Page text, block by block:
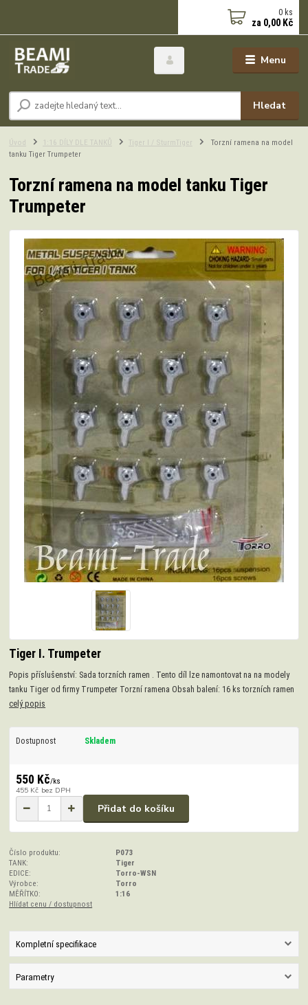
Menu
Hledat
0 ks
za 0,00 Kč
Úvod 1:16 DÍLY DLE TANKŮ Tiger I / SturmTiger
Torzní ramena na model
tanku Tiger Trumpeter
Torzní ramena na model tanku Tiger
Trumpeter
Tiger I. Trumpeter
Popis příslušenství: Sada torzních ramen . Tento díl lze namontovat na na modely
tanku Tiger od firmy Trumpeter Torzní ramena Obsah balení: 16 ks torzních ramen
celý popis
Dostupnost Skladem
550 Kč/ks
455 Kč bez DPH
Přidat do košíku
Číslo produktu:
P073
TANK:
Tiger
EDICE:
Torro-WSN
Výrobce:
Torro
MĚŘÍTKO:
1:16
Hlídat cenu / dostupnost
Kompletní specifikace
Parametry